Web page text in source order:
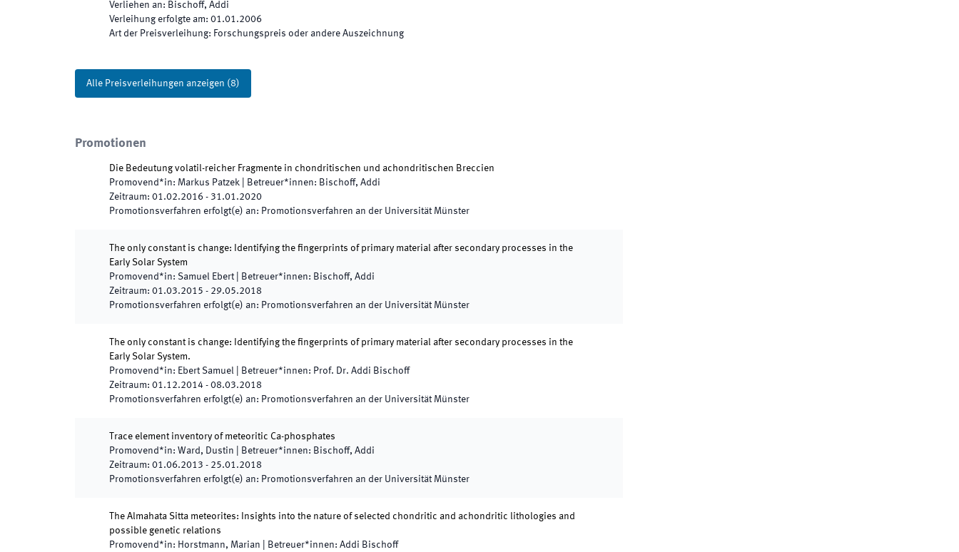
Verliehen an: Bischoff, Addi
Verleihung erfolgte am: 01.01.2006
Art der Preisverleihung: Forschungspreis oder andere Auszeichnung
Alle Preisverleihungen anzeigen (8)
Promotionen
Die Bedeutung volatil-reicher Fragmente in chondritischen und achondritischen Breccien
Promovend*in: Markus Patzek Betreuer*innen: Bischoff, Addi
Zeitraum: 01.02.2016 - 31.01.2020
Promotionsverfahren erfolgt(e) an: Promotionsverfahren an der Universität Münster
The only constant is change: Identifying the fingerprints of primary material after secondary processes in the
Early Solar System
Promovend*in: Samuel Ebert Betreuer*innen: Bischoff, Addi
Zeitraum: 01.03.2015 - 29.05.2018
Promotionsverfahren erfolgt(e) an: Promotionsverfahren an der Universität Münster
The only constant is change: Identifying the fingerprints of primary material after secondary processes in the
Early Solar System.
Promovend*in: Ebert Samuel Betreuer*innen: Prof. Dr. Addi Bischoff
Zeitraum: 01.12.2014 - 08.03.2018
Promotionsverfahren erfolgt(e) an: Promotionsverfahren an der Universität Münster
Trace element inventory of meteoritic Ca-phosphates
Promovend*in: Ward, Dustin Betreuer*innen: Bischoff, Addi
Zeitraum: 01.06.2013 - 25.01.2018
Promotionsverfahren erfolgt(e) an: Promotionsverfahren an der Universität Münster
The Almahata Sitta meteorites: Insights into the nature of selected chondritic and achondritic lithologies and
possible genetic relations
Promovend*in: Horstmann, Marian Betreuer*innen: Addi Bischoff